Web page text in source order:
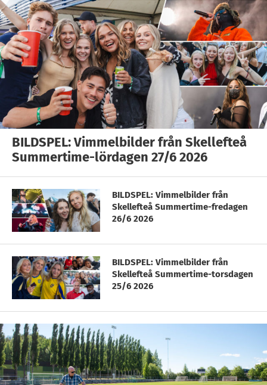
BILDSPEL: Vimmelbilder från Skellefteå
Summertime-lördagen 27/6 2026
BILDSPEL: Vimmelbilder från
Skellefteå Summertime-fredagen
26/6 2026
BILDSPEL: Vimmelbilder från
Skellefteå Summertime-torsdagen
25/6 2026